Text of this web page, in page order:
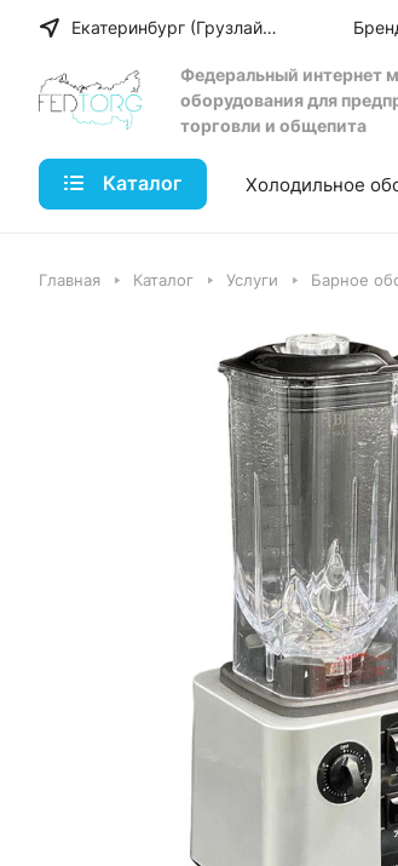
Екатеринбург (Грузлайн)
Федеральный интернет
оборудования для
торговли и общепита
Каталог Холодильное
Главная Каталог Услуги Барное